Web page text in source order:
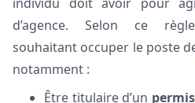
d’agence. Selon ce
souhaitant occuper le poste
notamment :
Être titulaire d’un